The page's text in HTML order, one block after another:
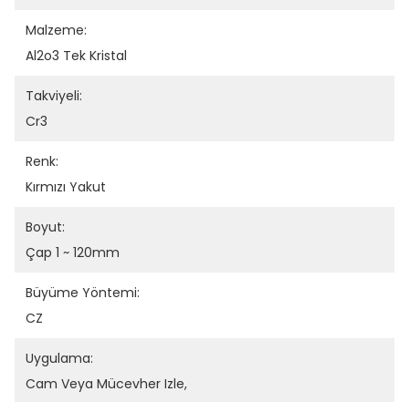
Malzeme:
Al2o3 Tek Kristal
Takviyeli:
Cr3
Renk:
Kırmızı Yakut
Boyut:
Çap 1 ~ 120mm
Büyüme Yöntemi:
CZ
Uygulama:
Cam Veya Mücevher Izle,